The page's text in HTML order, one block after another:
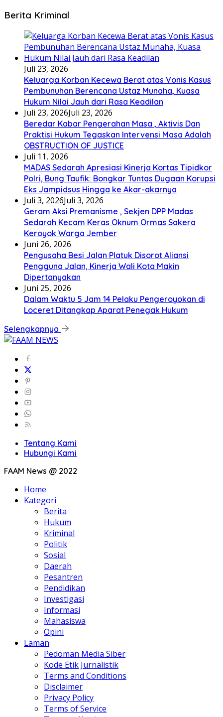
Berita Kriminal
Juli 23, 2026
Keluarga Korban Kecewa Berat atas Vonis Kasus
Pembunuhan Berencana Ustaz Munaha, Kuasa
Hukum Nilai Jauh dari Rasa Keadilan
Juli 23, 2026Juli 23, 2026
Beredar Kabar Pengerahan Masa , Aktivis Dan
Praktisi Hukum Tegaskan Intervensi Masa Adalah
OBSTRUCTION OF JUSTICE
Juli 11, 2026
MADAS Sedarah Apresiasi Kinerja Kortas Tipidkor
Polri, Bung Taufik: Bongkar Tuntas Dugaan Korupsi
Eks Jampidsus Hingga ke Akar-akarnya
Juli 3, 2026Juli 3, 2026
Geram Aksi Premanisme , Sekjen DPP Madas
Sedarah Kecam Keras Oknum Ormas Sakera
Keroyok Warga Jember
Juni 26, 2026
Pengusaha Besi Jalan Platuk Disorot Aliansi
Pengguna Jalan, Kinerja Wali Kota Makin
Dipertanyakan
Juni 25, 2026
Dalam Waktu 5 Jam 14 Pelaku Pengeroyokan di
Loceret Ditangkap Aparat Penegak Hukum
Selengkapnya
Tentang Kami
Hubungi Kami
FAAM News @ 2022
Home
Kategori
Berita
Hukum
Kriminal
Politik
Sosial
Daerah
Pesantren
Pendidikan
Investigasi
Informasi
Mahasiswa
Opini
Laman
Pedoman Media Siber
Kode Etik Jurnalistik
Terms and Conditions
Disclaimer
Privacy Policy
Terms of Service